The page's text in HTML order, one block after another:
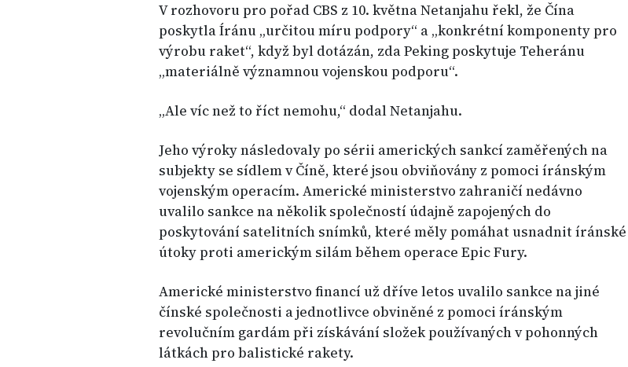
V rozhovoru pro pořad CBS z 10. května Netanjahu řekl, že Čína
poskytla Íránu „určitou míru podpory“ a „konkrétní komponenty pro
výrobu raket“, když byl dotázán, zda Peking poskytuje Teheránu
„materiálně významnou vojenskou podporu“.
„Ale víc než to říct nemohu,“ dodal Netanjahu.
Jeho výroky následovaly po sérii amerických sankcí zaměřených na
subjekty se sídlem v Číně, které jsou obviňovány z pomoci íránským
vojenským operacím. Americké ministerstvo zahraničí nedávno
uvalilo sankce na několik společností údajně zapojených do
poskytování satelitních snímků, které měly pomáhat usnadnit íránské
útoky proti americkým silám během operace Epic Fury.
Americké ministerstvo financí už dříve letos uvalilo sankce na jiné
čínské společnosti a jednotlivce obviněné z pomoci íránským
revolučním gardám při získávání složek používaných v pohonných
látkách pro balistické rakety.